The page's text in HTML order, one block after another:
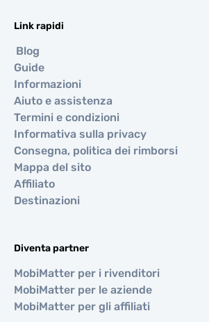
Link rapidi
Blog
Guide
Informazioni
Aiuto e assistenza
Termini e condizioni
Informativa sulla privacy
Consegna, politica dei rimborsi
Mappa del sito
Affiliato
Destinazioni
Diventa partner
MobiMatter per i rivenditori
MobiMatter per le aziende
MobiMatter per gli affiliati